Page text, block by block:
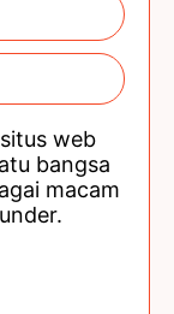
web
bangsa
macam